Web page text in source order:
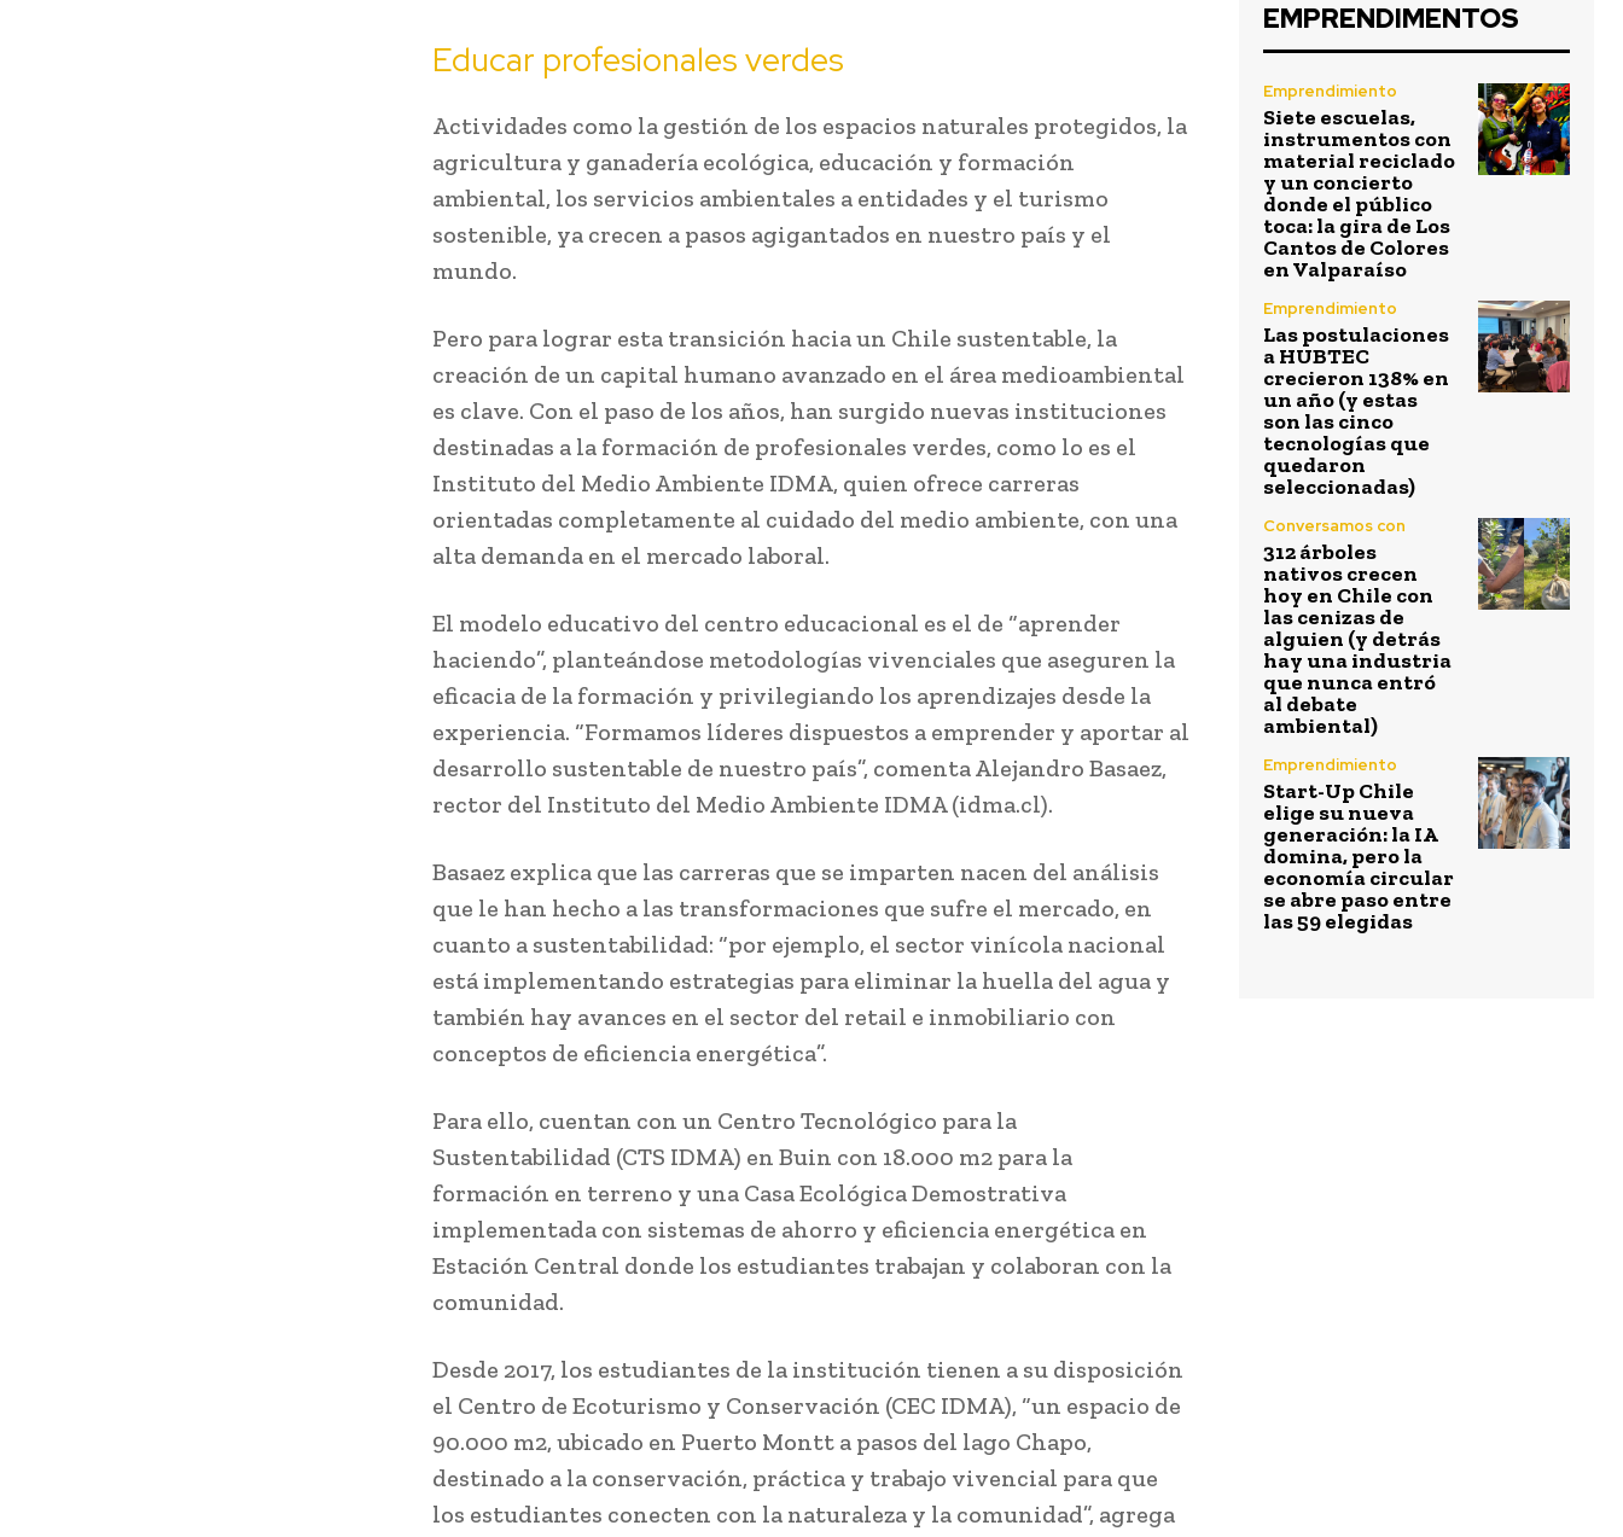
Educar profesionales verdes
Actividades como la gestión de los espacios naturales protegidos, la
agricultura y ganadería ecológica, educación y formación
ambiental, los servicios ambientales a entidades y el turismo
sostenible, ya crecen a pasos agigantados en nuestro país y el
mundo.
Pero para lograr esta transición hacia un Chile sustentable, la
creación de un capital humano avanzado en el área medioambiental
es clave. Con el paso de los años, han surgido nuevas instituciones
destinadas a la formación de profesionales verdes, como lo es el
Instituto del Medio Ambiente IDMA, quien ofrece carreras
orientadas completamente al cuidado del medio ambiente, con una
alta demanda en el mercado laboral.
El modelo educativo del centro educacional es el de “aprender
haciendo”, planteándose metodologías vivenciales que aseguren la
eficacia de la formación y privilegiando los aprendizajes desde la
experiencia. “Formamos líderes dispuestos a emprender y aportar al
desarrollo sustentable de nuestro país”, comenta Alejandro Basaez,
rector del Instituto del Medio Ambiente IDMA (idma.cl).
Basaez explica que las carreras que se imparten nacen del análisis
que le han hecho a las transformaciones que sufre el mercado, en
cuanto a sustentabilidad: “por ejemplo, el sector vinícola nacional
está implementando estrategias para eliminar la huella del agua y
también hay avances en el sector del retail e inmobiliario con
conceptos de eficiencia energética”.
Para ello, cuentan con un Centro Tecnológico para la
Sustentabilidad (CTS IDMA) en Buin con 18.000 m2 para la
formación en terreno y una Casa Ecológica Demostrativa
implementada con sistemas de ahorro y eficiencia energética en
Estación Central donde los estudiantes trabajan y colaboran con la
comunidad.
Desde 2017, los estudiantes de la institución tienen a su disposición
el Centro de Ecoturismo y Conservación (CEC IDMA), “un espacio de
90.000 m2, ubicado en Puerto Montt a pasos del lago Chapo,
destinado a la conservación, práctica y trabajo vivencial para que
los estudiantes conecten con la naturaleza y la comunidad”, agrega
EMPRENDIMENTOS
Emprendimiento
Siete escuelas,
instrumentos con
material reciclado
y un concierto
donde el público
toca: la gira de Los
Cantos de Colores
en Valparaíso
Emprendimiento
Las postulaciones
a HUBTEC
crecieron 138% en
un año (y estas
son las cinco
tecnologías que
quedaron
seleccionadas)
Conversamos con
312 árboles
nativos crecen
hoy en Chile con
las cenizas de
alguien (y detrás
hay una industria
que nunca entró
al debate
ambiental)
Emprendimiento
Start-Up Chile
elige su nueva
generación: la IA
domina, pero la
economía circular
se abre paso entre
las 59 elegidas